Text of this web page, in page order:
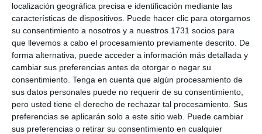
localización geográfica precisa e identificación mediante las
características de dispositivos. Puede hacer clic para otorgarnos
su consentimiento a nosotros y a nuestros 1731 socios para
que llevemos a cabo el procesamiento previamente descrito. De
forma alternativa, puede acceder a información más detallada y
cambiar sus preferencias antes de otorgar o negar su
consentimiento. Tenga en cuenta que algún procesamiento de
sus datos personales puede no requerir de su consentimiento,
pero usted tiene el derecho de rechazar tal procesamiento. Sus
preferencias se aplicarán solo a este sitio web. Puede cambiar
sus preferencias o retirar su consentimiento en cualquier
Iniciar sesión
¿Cuanto cuesta?
¿Qué necesidades tiene tu club? ¿Suscripción básica o
PRO?
Detalles de precios